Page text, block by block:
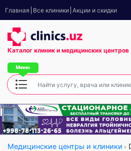
Главная Все клиники Акции и скидки
Каталог клиник и медицинских центров
Медицинские центры и клиники